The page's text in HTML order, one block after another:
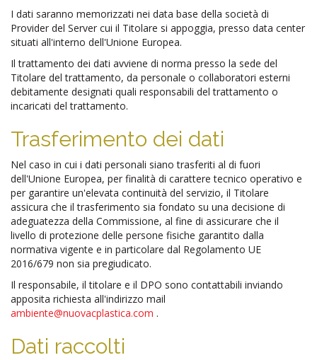
I dati saranno memorizzati nei data base della società di
Provider del Server cui il Titolare si appoggia, presso data center
situati all'interno dell'Unione Europea.
Il trattamento dei dati avviene di norma presso la sede del
Titolare del trattamento, da personale o collaboratori esterni
debitamente designati quali responsabili del trattamento o
incaricati del trattamento.
Trasferimento dei dati
Nel caso in cui i dati personali siano trasferiti al di fuori
dell'Unione Europea, per finalità di carattere tecnico operativo e
per garantire un'elevata continuità del servizio, il Titolare
assicura che il trasferimento sia fondato su una decisione di
adeguatezza della Commissione, al fine di assicurare che il
livello di protezione delle persone fisiche garantito dalla
normativa vigente e in particolare dal Regolamento UE
2016/679 non sia pregiudicato.
Il responsabile, il titolare e il DPO sono contattabili inviando
apposita richiesta all'indirizzo mail
ambiente@nuovacplastica.com .
Dati raccolti